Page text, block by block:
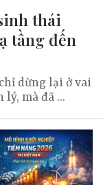
thái
tầng đến
dừng lại ở vai
mà đã ...